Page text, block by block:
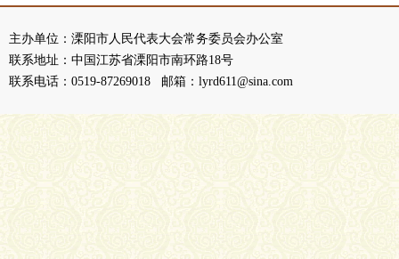
主办单位：溧阳市人民代表大会常务委员会办公室
联系地址：中国江苏省溧阳市南环路18号
联系电话：0519-87269018 邮箱：lyrd611@sina.com